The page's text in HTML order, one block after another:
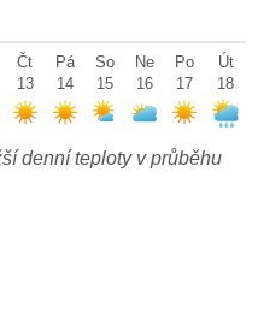
Čt
13
Pá
14
So
15
Ne
16
Po
17
Út
18
denní teploty v průběhu